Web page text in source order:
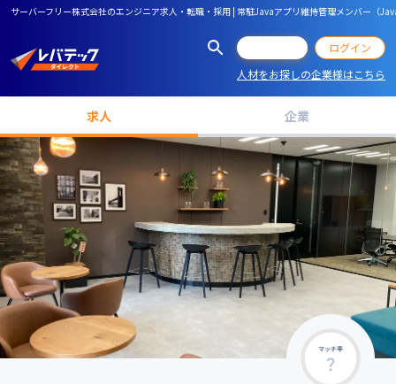
サーバーフリー株式会社のエンジニア求人・転職・採用 | 常駐Javaアプリ維持管理メンバー（
ログイン
人材をお探しの企業様はこちら
求人 企業
マッチ率